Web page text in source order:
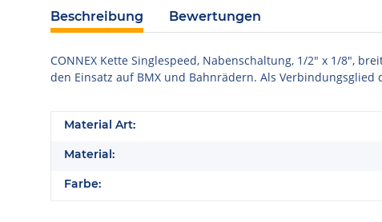
Beschreibung Bewertungen
CONNEX Kette Singlespeed, Nabenschaltung, 1/2" x 1/8",
den Einsatz auf BMX und Bahnrädern. Als
Material Art:
Material:
Farbe: